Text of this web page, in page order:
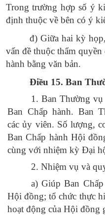
Trong trường hợp số ý
định thuộc về bên có ý
đ) Giữa hai kỳ
vấn đề thuộc thẩm
hành bằng văn bản.
Điều 15. Ban
1. Ban Thường
Ban Chấp hành. Ban
cácủy viên. Số lượng,
Ban Chấp hành Hội
cùng với nhiệm kỳ Đại
2. Nhiệm vụ và
a) Giúp Ban
Hội đồng; tổ chức thực
hoạt động của Hội đồng